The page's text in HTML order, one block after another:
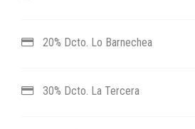
20% Dcto. Lo Barnechea
30% Dcto. La Tercera